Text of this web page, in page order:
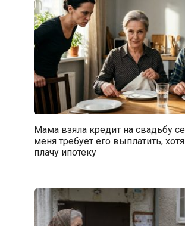
Мама взяла кредит на свадьбу
меня требует его выплатить,
плачу ипотеку